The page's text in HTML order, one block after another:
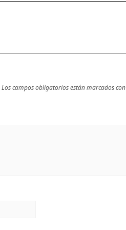
Los campos obligatorios están marcados con